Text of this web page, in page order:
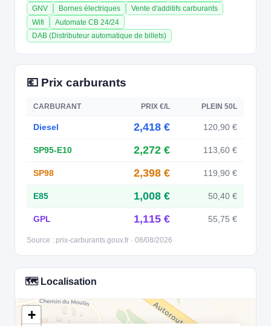
GNV
Bornes électriques
Vente d'additifs carburants
Wifi
Automate CB 24/24
DAB (Distributeur automatique de billets)
💶 Prix carburants
CARBURANT PRIX €/L PLEIN 50L
Diesel 2,418 € 120,90 €
SP95-E10 2,272 € 113,60 €
SP98 2,398 € 119,90 €
E85 1,008 € 50,40 €
GPL 1,115 € 55,75 €
Source : prix-carburants.gouv.fr · 08/08/2026
🗺️ Localisation
+